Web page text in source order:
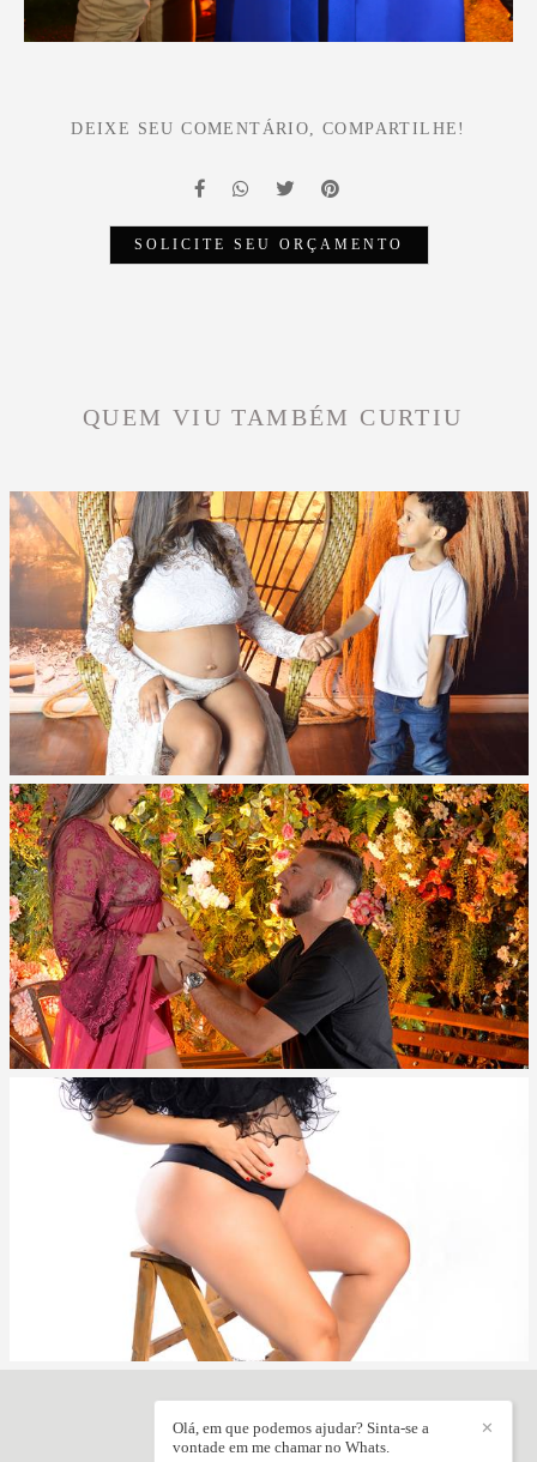
DEIXE SEU COMENTÁRIO, COMPARTILHE!
SOLICITE SEU ORÇAMENTO
QUEM VIU TAMBÉM CURTIU
JÚNIOR VIEIRA/CONTATO
✕
Olá, em que podemos ajudar? Sinta-se a
vontade em me chamar no Whats.